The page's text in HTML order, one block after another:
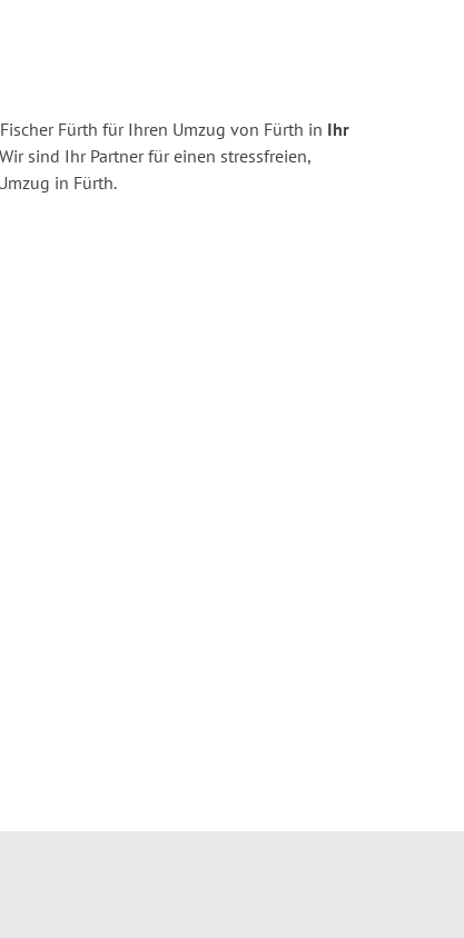
Fürth für Ihren Umzug von Fürth in Ihr
Wir sind Ihr Partner für einen stressfreien,
in Fürth.